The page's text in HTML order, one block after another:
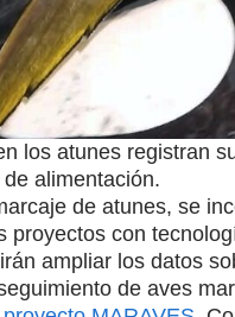
los atunes registran
alimentación.
de atunes, se
proyectos con
ampliar los datos
de aves